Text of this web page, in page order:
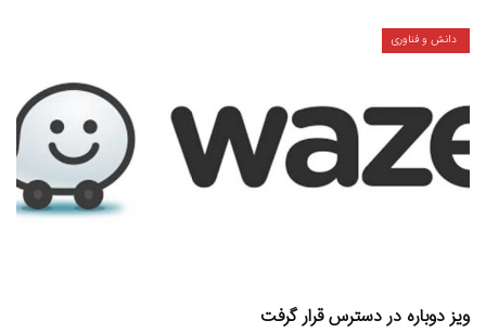
دانش و فناوری
ویز دوباره در دسترس قرار گرفت